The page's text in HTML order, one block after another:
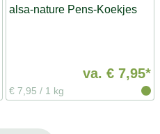
alsa-nature Pens-Koekjes
va. € 7,95*
€ 7,95 / 1 kg